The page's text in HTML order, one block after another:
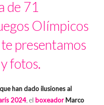
de 71
Olímpicos
presentamos
fotos.
han dado ilusiones al
2024, el boxeadorMarco